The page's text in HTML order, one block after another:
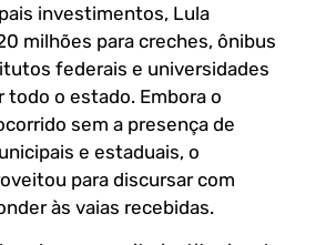
investimentos, Lula
milhões para creches, ônibus
federais e universidades
todo o estado. Embora o
sem a presença de
e estaduais, o
para discursar com
às vaias recebidas.